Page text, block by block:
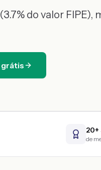
(3.7% do valor FIPE),
grátis
20+
de